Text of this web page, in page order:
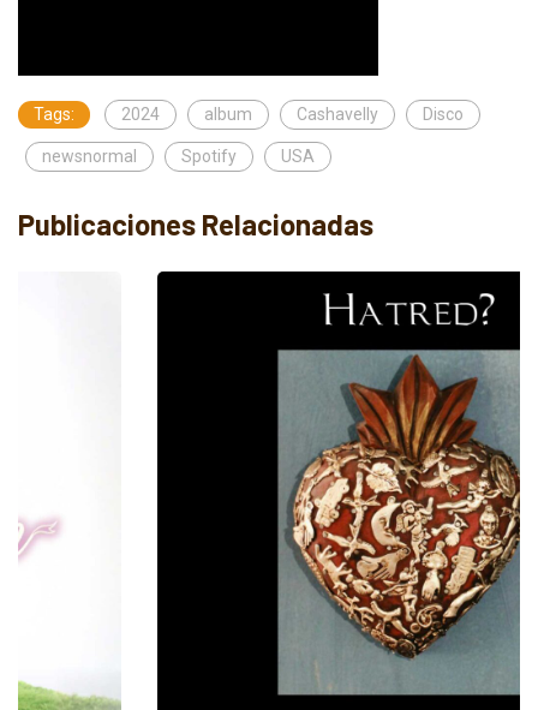
Tags: 2024 album Cashavelly Disco
newsnormal Spotify USA
Publicaciones Relacionadas